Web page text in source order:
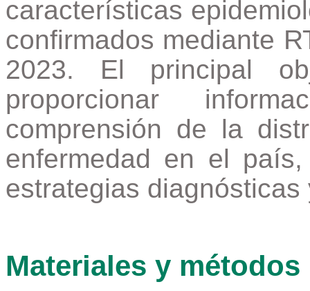
características
confirmados mediante
2023. El principal
proporcionar
comprensión de la
enfermedad en el
estrategias diagnósticas
Materiales y métodos